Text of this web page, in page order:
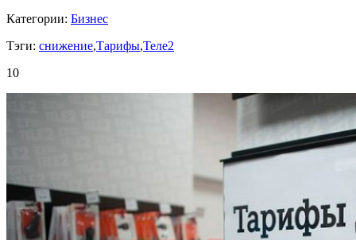
Категории: Бизнес
Тэги: снижение,Тарифы,Теле2
10